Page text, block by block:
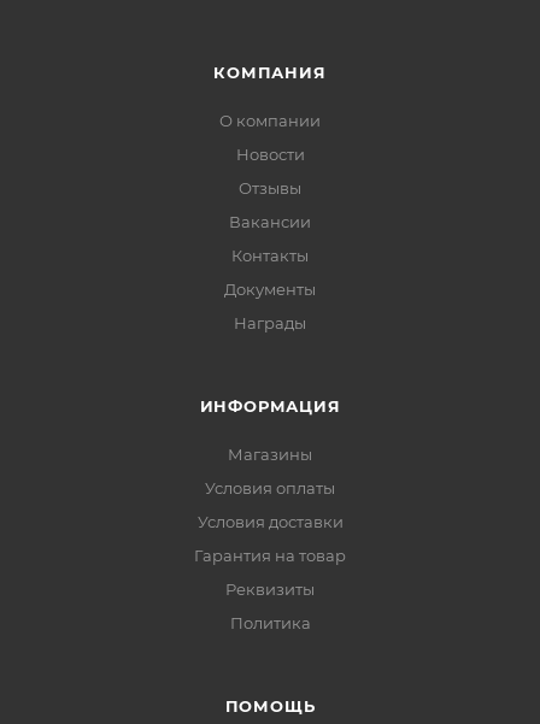
КОМПАНИЯ
О компании
Новости
Отзывы
Вакансии
Контакты
Документы
Награды
ИНФОРМАЦИЯ
Магазины
Условия оплаты
Условия доставки
Гарантия на товар
Реквизиты
Политика
ПОМОЩЬ